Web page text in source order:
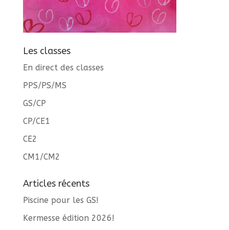
Les classes
En direct des classes
PPS/PS/MS
GS/CP
CP/CE1
CE2
CM1/CM2
Articles récents
Piscine pour les GS!
Kermesse édition 2026!